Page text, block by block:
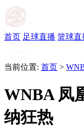
首页 足球直播 篮球直
当前位置: 首页 >
WNBA 凤
纳狂热